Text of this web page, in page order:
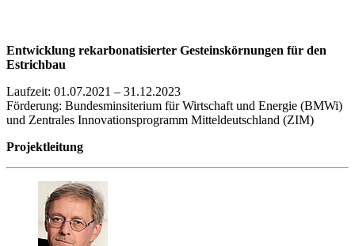
Entwicklung rekarbonatisierter Gesteinskörnungen für den
Estrichbau
Laufzeit: 01.07.2021 – 31.12.2023
Förderung: Bundesminsiterium für Wirtschaft und Energie (BMWi)
und Zentrales Innovationsprogramm Mitteldeutschland (ZIM)
Projektleitung